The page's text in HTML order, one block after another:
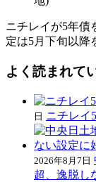
ニチレイが5年債
定は5月下旬以降
よく読まれて
日 ニチレイ
2026年8月7日
超、逸脱し